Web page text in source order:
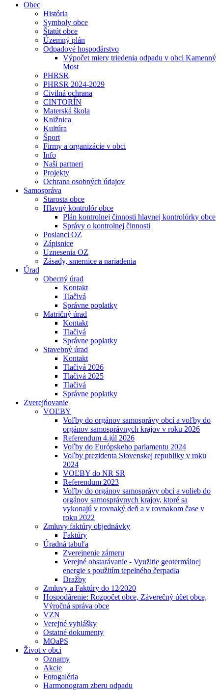
Obec
História
Symboly obce
Štatút obce
Územný plán
Odpadové hospodárstvo
Výpočet miery triedenia odpadu v obci Kamenný
Most
PHRSR
PHRSR 2024-2029
Civilná ochrana
CINTORÍN
Materská škola
Knižnica
Kultúra
Šport
Firmy a organizácie v obci
Info
Naši partneri
Projekty
Ochrana osobných údajov
Samospráva
Starosta obce
Hlavný kontrolór obce
Plán kontrolnej činnosti hlavnej kontrolórky obce
Správy o kontrolnej činnosti
Poslanci OZ
Zápisnice
Uznesenia OZ
Zásady, smernice a nariadenia
Úrad
Obecný úrad
Kontakt
Tlačivá
Správne poplatky
Matričný úrad
Kontakt
Tlačivá
Správne poplatky
Stavebný úrad
Kontakt
Tlačivá 2026
Tlačivá 2025
Tlačivá
Správne poplatky
Zverejňovanie
VOĽBY
Voľby do orgánov samosprávy obcí a voľby do
orgánov samosprávnych krajov v roku 2026
Referendum 4.júl 2026
Voľby do Európskeho parlamentu 2024
Voľby prezidenta Slovenskej republiky v roku
2024
VOĽBY do NR SR
Referendum 2023
Voľby do orgánov samosprávy obcí a volieb do
orgánov samosprávnych krajov, ktoré sa
vykonajú v rovnaký deň a v rovnakom čase v
roku 2022
Zmluvy faktúry objednávky
Faktúry
Úradná tabuľa
Zverejnenie zámeru
Verejné obstarávanie - Využitie geotermálnej
energie s použitím tepelného čerpadla
Dražby
Zmluvy a Faktúry do 12⁄2020
Hospodárenie: Rozpočet obce, Záverečný účet obce,
Výročná správa obce
VZN
Verejné vyhlášky
Ostatné dokumenty
MOaPS
Život v obci
Oznamy
Akcie
Fotogaléria
Harmonogram zberu odpadu